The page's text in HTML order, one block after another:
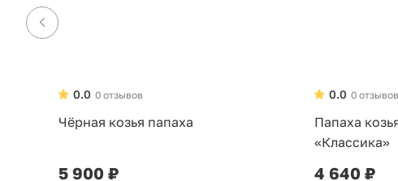
0 отзывов
0.0
Чёрная козья папаха
5 900 ₽
0 отзывов
0.0
Папаха
«Классика»
4 640 ₽